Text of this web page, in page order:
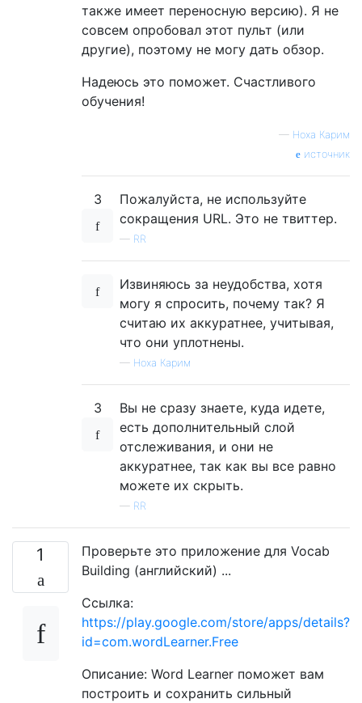
также имеет переносную версию). Я не
совсем опробовал этот пульт (или
другие), поэтому не могу дать обзор.
Надеюсь это поможет. Счастливого
обучения!
— Ноха Карим
источник
3
Пожалуйста, не используйте
сокращения URL. Это не твиттер.
— RR
Извиняюсь за неудобства, хотя
могу я спросить, почему так? Я
считаю их аккуратнее, учитывая,
что они уплотнены.
— Ноха Карим
3
Вы не сразу знаете, куда идете,
есть дополнительный слой
отслеживания, и они не
аккуратнее, так как вы все равно
можете их скрыть.
— RR
1
Проверьте это приложение для Vocab
Building (английский) ...
Ссылка:
https://play.google.com/store/apps/details?
id=com.wordLearner.Free
Описание: Word Learner поможет вам
построить и сохранить сильный